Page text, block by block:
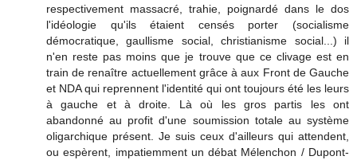
respectivement massacré, trahie, poignardé dans le dos
l'idéologie qu'ils étaient censés porter (socialisme
démocratique, gaullisme social, christianisme social...) il
n'en reste pas moins que je trouve que ce clivage est en
train de renaître actuellement grâce à aux Front de Gauche
et NDA qui reprennent l'identité qui ont toujours été les leurs
à gauche et à droite. Là où les gros partis les ont
abandonné au profit d'une soumission totale au système
oligarchique présent. Je suis ceux d'ailleurs qui attendent,
ou espèrent, impatiemment un débat Mélenchon / Dupont-